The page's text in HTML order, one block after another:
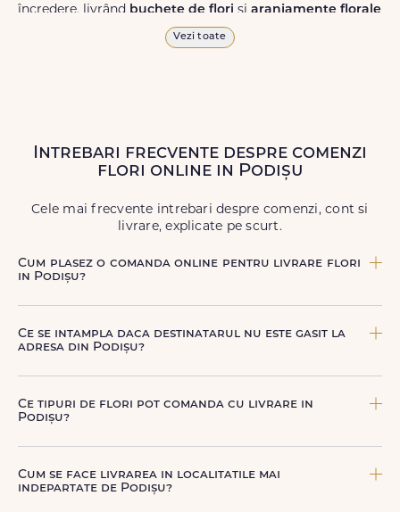
încredere, livrând buchete de flori și aranjamente florale
de calitate superioară în Podișu și în toată România.
Livrăm buchete de florichiar și în weekend, pentru ca tu
să poți adresa un gest frumos atunci când ai nevoie.
Vezi toate
Intrebari frecvente despre comenzi
flori online in Podișu
Cele mai frecvente intrebari despre comenzi, cont si
livrare, explicate pe scurt.
Cum plasez o comanda online pentru livrare flori
in Podișu?
produsul dorit, data si intervalul de livrare si adresa din
Podișu. sau poti plasa comanda telefonic, la nr. +40 722
Ce se intampla daca destinatarul nu este gasit la
adresa din Podișu?
numarul de telefon oferit. Daca nu poate preda comanda,
te contactam pentru o solutie rapida (reprogramare sau
Ce tipuri de flori pot comanda cu livrare in
Podișu?
aniversari, onomastici, sarbatori, evenimente speciale sau
gesturi spontane, toate create din flori naturale proaspete.
Cum se face livrarea in localitatile mai
indepartate de Podișu?